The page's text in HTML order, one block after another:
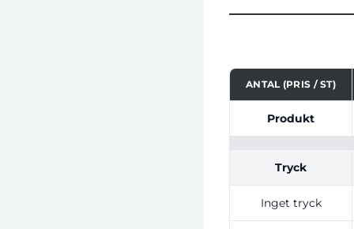
ANTAL (PRIS / ST)
Produkt
Tryck
Inget tryck